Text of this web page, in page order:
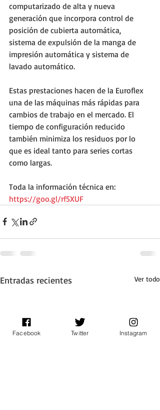
computarizado de alta y nueva
generación que incorpora control de
posición de cubierta automática,
sistema de expulsión de la manga de
impresión automática y sistema de
lavado automático.
Estas prestaciones hacen de la Euroflex
una de las máquinas más rápidas para
cambios de trabajo en el mercado. El
tiempo de configuración reducido
también minimiza los residuos por lo
que es ideal tanto para series cortas
como largas.
Toda la información técnica en:
https://goo.gl/rf5XUF
Entradas recientes Ver todo
Facebook Twitter Instagram